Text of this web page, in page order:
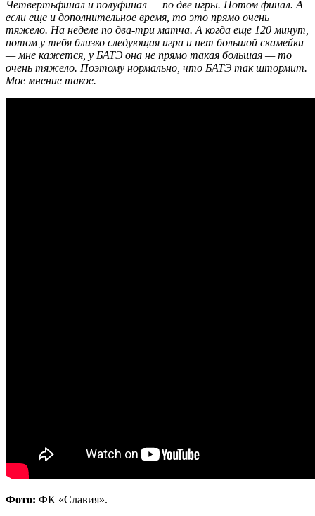
Четвертьфинал и полуфинал — по две игры. Потом финал. А
если еще и дополнительное время, то это прямо очень
тяжело. На неделе по два-три матча. А когда еще 120 минут,
потом у тебя близко следующая игра и нет большой скамейки
— мне кажется, у БАТЭ она не прямо такая большая — то
очень тяжело. Поэтому нормально, что БАТЭ так штормит.
Мое мнение такое.
Фото: ФК «Славия».